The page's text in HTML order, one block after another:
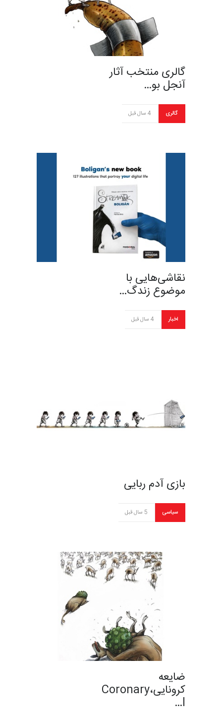
گالری منتخب آثار
آنجل بو…
گالری 4 سال قبل
نقاشی‌هایی با
موضوع زندگ…
اخبار 4 سال قبل
بازی آدم ربایی
سیاسی 5 سال قبل
ضایعه
کرونایی،Coronary
l…